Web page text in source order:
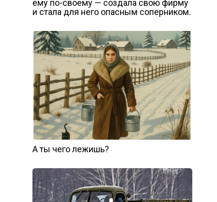
ему по-своему — создала свою фирму
и стала для него опасным соперником.
А ты чего лежишь?